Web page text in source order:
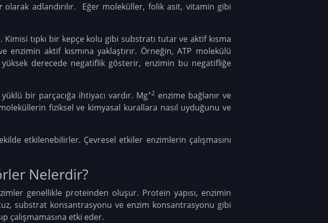
olarak adlandırılır. Eğer moleküller, folik asit, vitamin gibi
Kimisi tıpkı bir kepçe kolu gibi substratı tutar ve aktif kısma
aktif kısmına yaklaştırır. Örneğin, ATP molekülü
derecede negatiflik gösterir, enzimin bu negatifliğe
bir parçacığa ihtiyacı vardır. Mg+2 enzime bağlanır ve
fiziksel ve kimyasal kurallara nasıl uyduğunu ve
etkilenebilirler. Çevresel etkiler enzimlerin çalışmasını
Nelerdir?
genellikle proteinden oluşur. Protein yapısı, enzimin
substrat konsantrasyonu ve enzim konsantrasyonu gibi
çalışmamasına etki eder.